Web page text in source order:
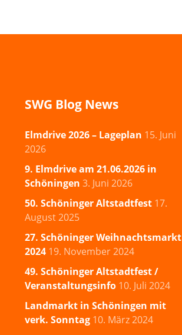
SWG Blog News
Elmdrive 2026 – Lageplan 15. Juni
2026
9. Elmdrive am 21.06.2026 in
Schöningen 3. Juni 2026
50. Schöninger Altstadtfest 17.
August 2025
27. Schöninger Weihnachtsmarkt
2024 19. November 2024
49. Schöninger Altstadtfest /
Veranstaltungsinfo 10. Juli 2024
Landmarkt in Schöningen mit
verk. Sonntag 10. März 2024